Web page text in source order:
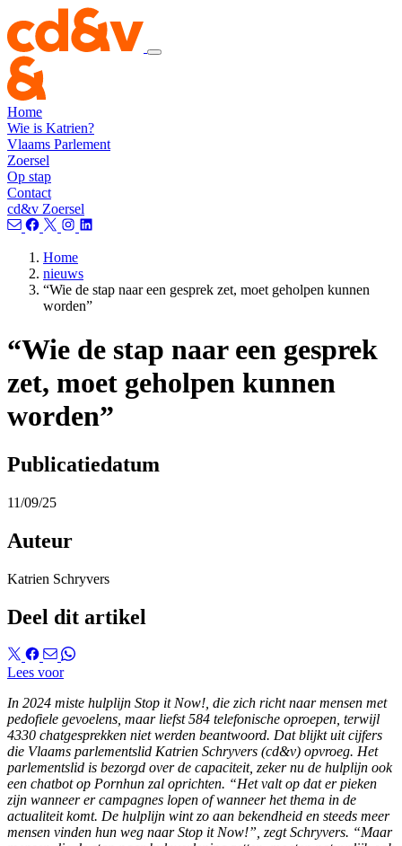
Home
Wie is Katrien?
Vlaams Parlement
Zoersel
Op stap
Contact
cd&v Zoersel
Home
nieuws
“Wie de stap naar een gesprek zet, moet geholpen kunnen
worden”
“Wie de stap naar een gesprek
zet, moet geholpen kunnen
worden”
Publicatiedatum
11/09/25
Auteur
Katrien Schryvers
Deel dit artikel
Lees voor
In 2024 miste hulplijn Stop it Now!, die zich richt naar mensen met
pedofiele gevoelens, maar liefst 584 telefonische oproepen, terwijl
4330 chatgesprekken niet werden beantwoord. Dat blijkt uit cijfers
die Vlaams parlementslid Katrien Schryvers (cd&v) opvroeg. Het
parlementslid is bezorgd over de capaciteit, zeker nu de hulplijn ook
een chatbot op Pornhun zal oprichten. “Het valt op dat er pieken
zijn wanneer er campagnes lopen of wanneer het thema in de
actualiteit komt. De hulplijn wint zo aan bekendheid en steeds meer
mensen vinden hun weg naar Stop it Now!”, zegt Schryvers. “Maar